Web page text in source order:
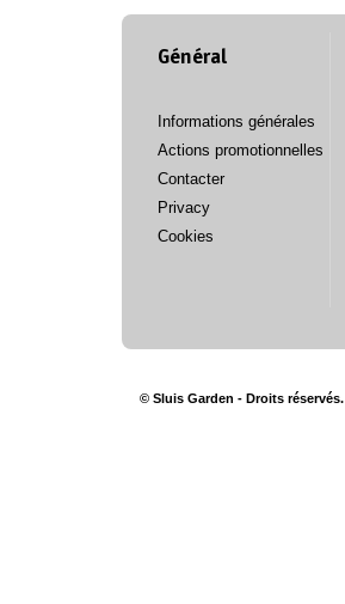
Général
Informations générales
Actions promotionnelles
Contacter
Privacy
Cookies
© Sluis Garden - Droits réservés.